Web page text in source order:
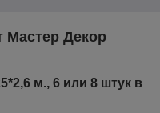
Декор
м., 6 или 8 штук в